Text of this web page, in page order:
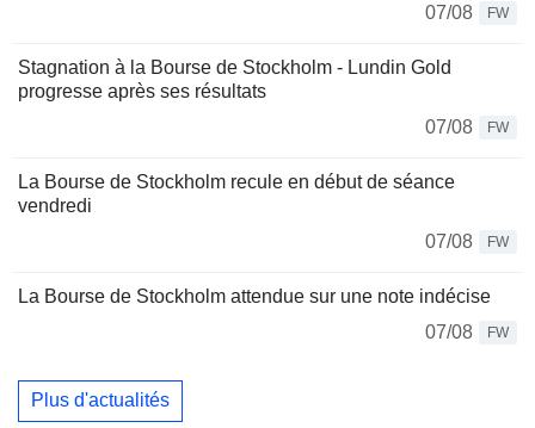
07/08
FW
Stagnation à la Bourse de Stockholm - Lundin Gold
progresse après ses résultats
07/08
FW
La Bourse de Stockholm recule en début de séance
vendredi
07/08
FW
La Bourse de Stockholm attendue sur une note indécise
07/08
FW
Plus d'actualités